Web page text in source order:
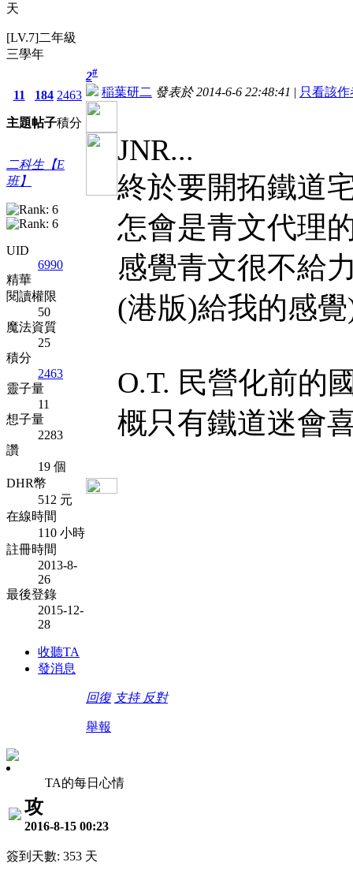
天
[LV.7]二年級
三學年
11
主題
184
帖子
2463
積分
二科生【E
班】
UID
6990
精華
閱讀權限
50
魔法資質
25
積分
2463
靈子量
11
想子量
2283
讚
19 個
DHR幣
512 元
在線時間
110 小時
註冊時間
2013-8-
26
最後登錄
2015-12-
28
收聽TA
發消息
2#
稲葉研二 發表於 2014-6-6 22:48:41 | 只看該作
JNR...
終於要開拓鐵道
怎會是青文代理
感覺青文很不給
(港版)給我的感
O.T. 民營化前的
概只有鐵道迷會
回復 支持 反對
舉報
TA的每日心情
攻
2016-8-15 00:23
簽到天數: 353 天